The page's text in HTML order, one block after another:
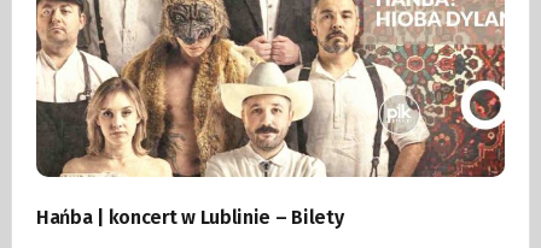
Hańba | koncert w Lublinie – Bilety